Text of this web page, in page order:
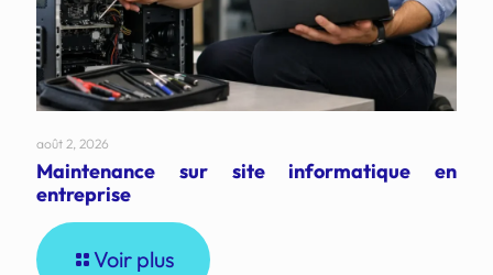
août 2, 2026
Maintenance sur site informatique en
entreprise
Voir plus